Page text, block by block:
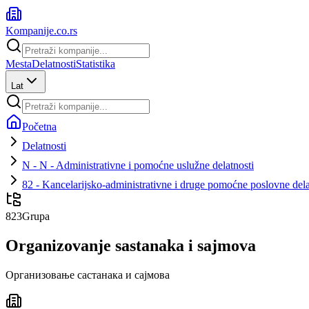
Kompanije.co.rs
MestaDelatnostiStatistika
Lat
Početna
Delatnosti
N - N - Administrativne i pomoćne uslužne delatnosti
82 - Kancelarijsko-administrativne i druge pomoćne poslovne
823Grupa
Organizovanje sastanaka i sajmova
Организовање састанака и сајмова